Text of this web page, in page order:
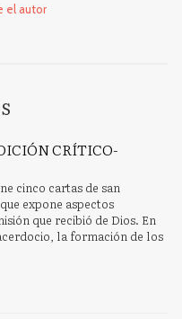
el autor
CRÍTICO-
cinco cartas de san
expone aspectos
que recibió de Dios. En
la formación de los